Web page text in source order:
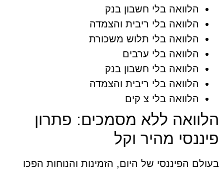
הלוואה בלי חשבון בנק
הלוואה בלי ריבית והצמדה
הלוואה בלי תלוש משכורת
הלוואה בלי ערבים
הלוואה בלי חשבון בנק
הלוואה בלי ריבית והצמדה
הלוואה בלי צ קים
הלוואה ללא מסמכים: פתרון
פיננסי מהיר וקל
בעולם הפיננסי של היום, הזמינות והנוחות הפכו